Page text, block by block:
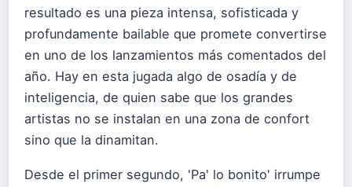
resultado es una pieza intensa, sofisticada y
profundamente bailable que promete convertirse
en uno de los lanzamientos más comentados del
año. Hay en esta jugada algo de osadía y de
inteligencia, de quien sabe que los grandes
artistas no se instalan en una zona de confort
sino que la dinamitan.
Desde el primer segundo, 'Pa' lo bonito' irrumpe